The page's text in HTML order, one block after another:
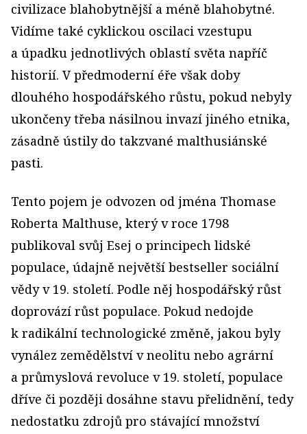
civilizace blahobytnější a méně blahobytné.
Vidíme také cyklickou oscilaci vzestupu
a úpadku jednotlivých oblastí světa napříč
historií. V předmoderní éře však doby
dlouhého hospodářského růstu, pokud nebyly
ukončeny třeba násilnou invazí jiného etnika,
zásadně ústily do takzvané malthusiánské
pasti.
Tento pojem je odvozen od jména Thomase
Roberta Malthuse, který v roce 1798
publikoval svůj Esej o principech lidské
populace, údajně největší bestseller sociální
vědy v 19. století. Podle něj hospodářský růst
doprovází růst populace. Pokud nedojde
k radikální technologické změně, jakou byly
vynález zemědělství v neolitu nebo agrární
a průmyslová revoluce v 19. století, populace
dříve či později dosáhne stavu přelidnění, tedy
nedostatku zdrojů pro stávající množství